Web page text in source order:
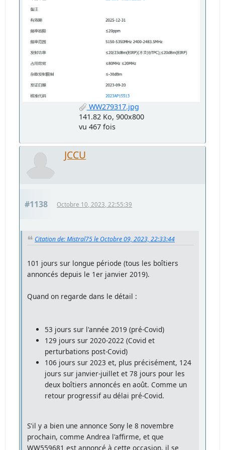
WW279317.jpg
141.82 Ko, 900x800
vu 467 fois
JCCU
#1138 Octobre 10, 2023, 22:55:39
Citation de: Mistral75 le Octobre 09, 2023, 22:33:44
101 jours sur longue période (tous les boîtiers
annoncés depuis le 1er janvier 2019).
Quand on regarde dans le détail :
53 jours sur l'année 2019 (pré-Covid)
129 jours sur 2020-2022 (Covid et
perturbations post-Covid)
106 jours sur 2023 et, plus précisément, 124
jours sur janvier-juillet et 78 jours pour les
deux boîtiers annoncés en août. Comme un
retour progressif au délai pré-Covid.
S'il y a bien une annonce Sony le 8 novembre
prochain, comme Andrea l'affirme, et que
WW559681 est annoncé à cette occasion, il se